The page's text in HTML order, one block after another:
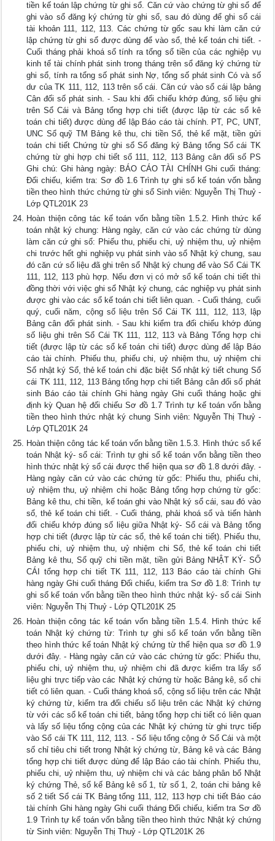
tiền kế toán lập chứng từ ghi sổ. Căn cứ vào chứng từ ghi sổ để
ghi vào sổ đăng ký chứng từ ghi sổ, sau đó dùng để ghi sổ cái
tài khoản 111, 112, 113. Các chứng từ gốc sau khi làm căn cứ
lập chứng từ ghi sổ được dùng để vào sổ, thẻ kế toán chi tiết. -
Cuối tháng phải khoá sổ tính ra tổng số tiền của các nghiệp vụ
kinh tế tài chính phát sinh trong tháng trên sổ đăng ký chứng từ
ghi sổ, tính ra tổng số phát sinh Nợ, tổng số phát sinh Có và số
dư của TK 111, 112, 113 trên sổ cái. Căn cứ vào sổ cái lập bảng
Cân đối số phát sinh. - Sau khi đối chiếu khớp đúng, số liệu ghi
trên Sổ Cái và Bảng tổng hợp chi tiết (được lập từ các sổ kê
toán chi tiết) được dùng để lập Báo cáo tài chính. PT, PC, UNT,
UNC Sổ quỹ TM Bảng kê thu, chi tiền Sổ, thẻ kế mặt, tiền gửi
toán chi tiết Chứng từ ghi sổ Sổ đăng ký Bảng tổng Sổ cái TK
chứng từ ghi hợp chi tiết sổ 111, 112, 113 Bảng cân đối số PS
Ghi chú: Ghi hàng ngày: BÁO CÁO TÀI CHÍNH Ghi cuối tháng:
Đối chiếu, kiểm tra: Sơ đồ 1.6 Trình tự ghi sổ kế toán vốn bằng
tiền theo hình thức chứng từ ghi sổ Sinh viên: Nguyễn Thị Thuỷ -
Lớp QTL201K 23
Hoàn thiện công tác kế toán vốn bằng tiền 1.5.2. Hình thức kế
toán nhật ký chung: Hàng ngày, căn cứ vào các chứng từ dùng
làm căn cứ ghi sổ: Phiếu thu, phiếu chi, uỷ nhiệm thu, uỷ nhiệm
chi trước hết ghi nghiệp vụ phát sinh vào sổ Nhật ký chung, sau
đó căn cứ số liệu đã ghi trên sổ Nhật ký chung để vào Sổ Cái TK
111, 112, 113 phù hợp. Nếu đơn vị có mở sổ kế toán chi tiết thì
đồng thời với việc ghi sổ Nhật ký chung, các nghiệp vụ phát sinh
được ghi vào các sổ kế toán chi tiết liên quan. - Cuối tháng, cuối
quý, cuối năm, cộng số liệu trên Sổ Cái TK 111, 112, 113, lập
Bảng cân đối phát sinh. - Sau khi kiểm tra đối chiếu khớp đúng
số liệu ghi trên Sổ Cái TK 111, 112, 113 và Bảng Tổng hợp chi
tiết (được lập từ các sổ kế toán chi tiết) được dùng để lập Báo
cáo tài chính. Phiếu thu, phiếu chi, uỷ nhiệm thu, uỷ nhiệm chi
Sổ nhật ký Sổ, thẻ kế toán chi đặc biệt Sổ nhật ký tiết chung Sổ
cái TK 111, 112, 113 Bảng tổng hợp chi tiết Bảng cân đối số phát
sinh Báo cáo tài chính Ghi hàng ngày Ghi cuối tháng hoặc ghi
định kỳ Quan hệ đối chiếu Sơ đồ 1.7 Trình tự kế toán vốn bằng
tiền theo hình thức nhật ký chung Sinh viên: Nguyễn Thị Thuỷ -
Lớp QTL201K 24
Hoàn thiện công tác kế toán vốn bằng tiền 1.5.3. Hình thức sổ kế
toán Nhật ký- sổ cái: Trình tự ghi sổ kế toán vốn bằng tiền theo
hình thức nhật ký sổ cái được thể hiện qua sơ đồ 1.8 dưới đây. -
Hàng ngày căn cứ vào các chứng từ gốc: Phiếu thu, phiếu chi,
uỷ nhiệm thu, uỷ nhiệm chi hoặc Bảng tổng hợp chứng từ gốc:
Bảng kê thu, chi tiền, kế toán ghi vào Nhật ký sổ cái, sau đó vào
sổ, thẻ kế toán chi tiết. - Cuối tháng, phải khoá sổ và tiến hành
đối chiếu khớp đúng số liệu giữa Nhật ký- Sổ cái và Bảng tổng
hợp chi tiết (được lập từ các sổ, thẻ kế toán chi tiết). Phiếu thu,
phiếu chi, uỷ nhiệm thu, uỷ nhiệm chi Sổ, thẻ kế toán chi tiết
Bảng kê thu, Sổ quỹ chi tiền mặt, tiền gửi Bảng NHẬT KÝ- SỔ
CÁI tổng hợp chi tiết TK 111, 112, 113 Báo cáo tài chính Ghi
hàng ngày Ghi cuối tháng Đối chiếu, kiểm tra Sơ đồ 1.8: Trình tự
ghi sổ kế toán vốn bằng tiền theo hình thức nhật ký- sổ cái Sinh
viên: Nguyễn Thị Thuỷ - Lớp QTL201K 25
Hoàn thiện công tác kế toán vốn bằng tiền 1.5.4. Hình thức kế
toán Nhật ký chứng từ: Trình tự ghi sổ kế toán vốn bằng tiền
theo hình thức kế toán Nhật ký chứng từ thể hiện qua sơ đồ 1.9
dưới đây. - Hàng ngày căn cứ vào các chứng từ gốc: Phiếu thu,
phiếu chi, uỷ nhiệm thu, uỷ nhiệm chi đã được kiểm tra lấy số
liệu ghi trực tiếp vào các Nhật ký chứng từ hoặc Bảng kê, sổ chi
tiết có liên quan. - Cuối tháng khoá sổ, cộng số liệu trên các Nhật
ký chứng từ, kiểm tra đối chiếu số liệu trên các Nhật ký chứng
từ với các sổ kế toán chi tiết, bảng tổng hợp chi tiết có liên quan
và lấy số liệu tổng cộng của các Nhật ký chứng từ ghi trực tiếp
vào Sổ cái TK 111, 112, 113. - Số liệu tổng cộng ở Sổ Cái và một
số chỉ tiêu chi tiết trong Nhật ký chứng từ, Bảng kê và các Bảng
tổng hợp chi tiết được dùng để lập Báo cáo tài chính. Phiếu thu,
phiếu chi, uỷ nhiệm thu, uỷ nhiệm chi và các bảng phân bổ Nhật
ký chứng Thẻ, sổ kế Bảng kê số 1, từ số 1, 2, toán chi bảng kê
số 2 tiết Sổ cái TK Bảng tổng 111, 112, 113 hợp chi tiết Báo cáo
tài chính Ghi hàng ngày Ghi cuối tháng Đối chiếu, kiểm tra Sơ đồ
1.9 Trình tự kế toán vốn bằng tiền theo hình thức Nhật ký chứng
từ Sinh viên: Nguyễn Thị Thuỷ - Lớp QTL201K 26